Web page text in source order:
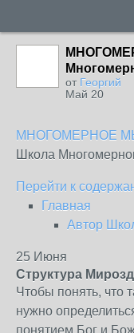
от Георгий
Май 20
МНОГОМЕРНОЕ
Школа
Перейти к
Главная
Автор
25 Июня
Структура
Чтобы понять, что
нужно
понятием Бог и